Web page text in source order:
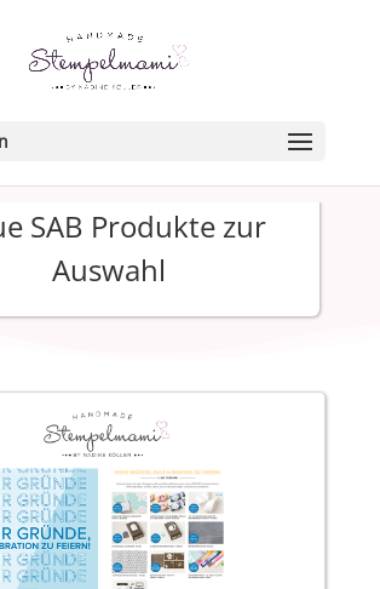
SAB Produkte zur
Auswahl